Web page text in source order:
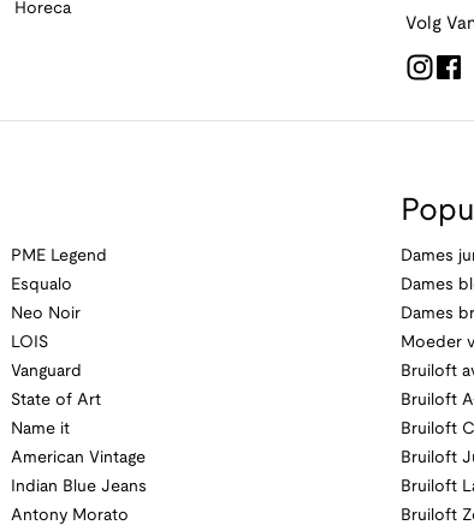
Horeca
Volg
PME Legend
Esqualo
Neo Noir
LOIS
Vanguard
State of Art
Name it
American Vintage
Indian Blue Jeans
Antony Morato
Dames
Dames
Dames
Moeder
Bruiloft
Bruiloft
Bruiloft
Bruiloft
Bruiloft
Bruiloft